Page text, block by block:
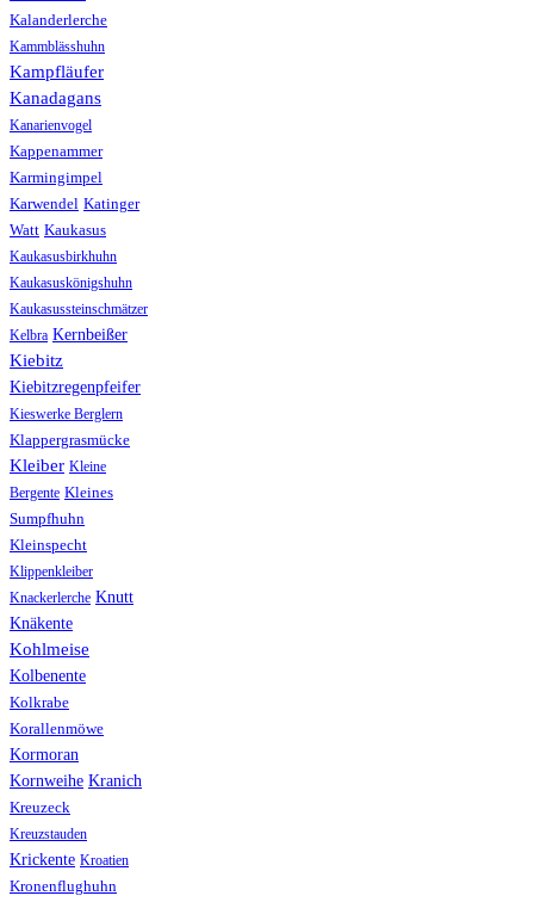
Kalanderlerche
Kammblässhuhn
Kampfläufer
Kanadagans
Kanarienvogel
Kappenammer
Karmingimpel
Karwendel Katinger
Watt Kaukasus
Kaukasusbirkhuhn
Kaukasuskönigshuhn
Kaukasussteinschmätzer
Kelbra Kernbeißer
Kiebitz
Kiebitzregenpfeifer
Kieswerke Berglern
Klappergrasmücke
Kleiber Kleine
Bergente Kleines
Sumpfhuhn
Kleinspecht
Klippenkleiber
Knackerlerche Knutt
Knäkente
Kohlmeise
Kolbenente
Kolkrabe
Korallenmöwe
Kormoran
Kornweihe Kranich
Kreuzeck
Kreuzstauden
Krickente Kroatien
Kronenflughuhn